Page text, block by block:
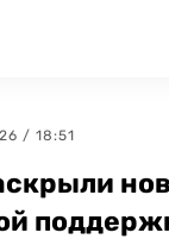
/ 18:51